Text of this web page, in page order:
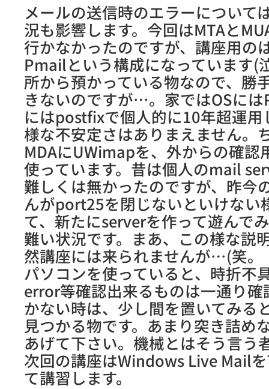
メールの送信時のエラーについて
況も影響します。今回はMTAと
行かなかったのですが、講座用の
Pmailという構成になっています(
所から預かっている物なので、勝
きないのですが…。家ではOSに
にはpostfixで個人的に10年超運用
様な不安定さはありまえません。
MDAにUWimapを、外からの確
使っています。昔は個人のmail
難しくは無かったのですが、昨今
んがport25を閉じないといけない
て、新たにserverを作って遊んで
難い状況です。まあ、この様な説
然講座には来られませんが…(笑。
パソコンを使っていると、時折不
error等確認出来るものは一通り確
かない時は、少し間を置いてみる
見つかる物です。あまり突き詰め
あげて下さい。機械とはそう言う
次回の講座はWindows Live Mail
て講習します。